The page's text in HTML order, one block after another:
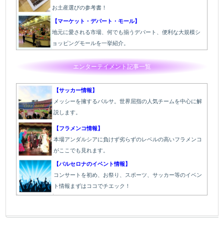
お土産選びの参考書！
【マーケット・デパート・モール】
地元に愛される市場、何でも揃うデパート、便利な大規模シ
ョッピングモールを一挙紹介。
エンターテイメント記事一覧
【サッカー情報】
メッシーを擁するバルサ。世界屈指の人気チームを中心に解
説します。
【フラメンコ情報】
本場アンダルシアに負けず劣らずのレベルの高いフラメンコ
がここでも見れます。
【バルセロナのイベント情報】
コンサートを初め、お祭り、スポーツ、サッカー等のイベン
ト情報まずはココでチエック！